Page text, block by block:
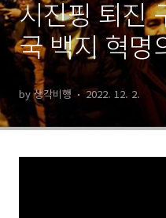
시진핑 퇴진
국 백지 혁명
by 생각비행 2022. 12. 2.